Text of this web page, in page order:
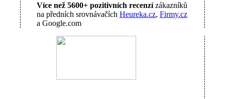
Více než 5600+ pozitivních recenzízákazníků
na předních srovnávačích Heureka.cz, Firmy.cz
a Google.com